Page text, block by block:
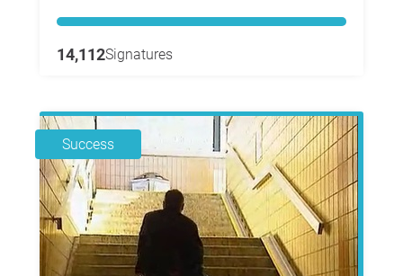
14,112Signatures
Success